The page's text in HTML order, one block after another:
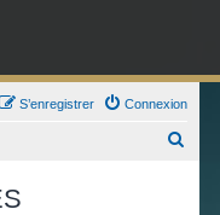
Connexion
S’enregistrer